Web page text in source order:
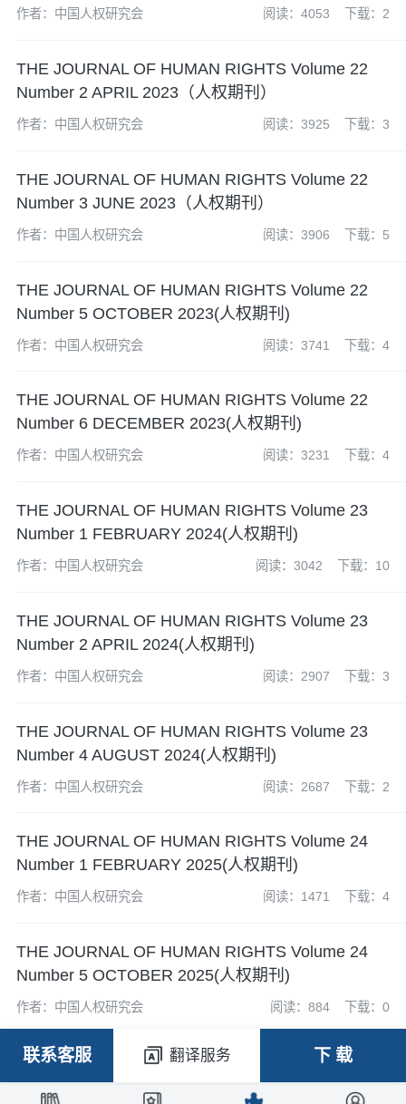
作者：中国人权研究会 阅读：4053 下载：2
THE JOURNAL OF HUMAN RIGHTS Volume 22
Number 2 APRIL 2023（人权期刊）
作者：中国人权研究会 阅读：3925 下载：3
THE JOURNAL OF HUMAN RIGHTS Volume 22
Number 3 JUNE 2023（人权期刊）
作者：中国人权研究会 阅读：3906 下载：5
THE JOURNAL OF HUMAN RIGHTS Volume 22
Number 5 OCTOBER 2023(人权期刊)
作者：中国人权研究会 阅读：3741 下载：4
THE JOURNAL OF HUMAN RIGHTS Volume 22
Number 6 DECEMBER 2023(人权期刊)
作者：中国人权研究会 阅读：3231 下载：4
THE JOURNAL OF HUMAN RIGHTS Volume 23
Number 1 FEBRUARY 2024(人权期刊)
作者：中国人权研究会 阅读：3042 下载：10
THE JOURNAL OF HUMAN RIGHTS Volume 23
Number 2 APRIL 2024(人权期刊)
作者：中国人权研究会 阅读：2907 下载：3
THE JOURNAL OF HUMAN RIGHTS Volume 23
Number 4 AUGUST 2024(人权期刊)
作者：中国人权研究会 阅读：2687 下载：2
THE JOURNAL OF HUMAN RIGHTS Volume 24
Number 1 FEBRUARY 2025(人权期刊)
作者：中国人权研究会 阅读：1471 下载：4
THE JOURNAL OF HUMAN RIGHTS Volume 24
Number 5 OCTOBER 2025(人权期刊)
作者：中国人权研究会 阅读：884 下载：0
联系客服 翻译服务 下 载